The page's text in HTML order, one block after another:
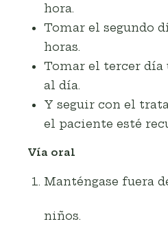
hora.
Tomar el segundo
horas.
Tomar el tercer día
al día.
Y seguir con el
el paciente esté
Vía oral
Manténgase fuera
niños.